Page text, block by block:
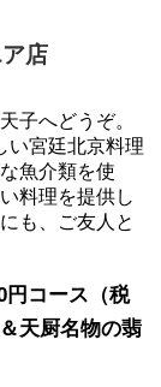
店
子へどうぞ。
い宮廷北京料理
魚介類を使
料理を提供し
も、ご友人と
円コース（税
天厨名物の翡